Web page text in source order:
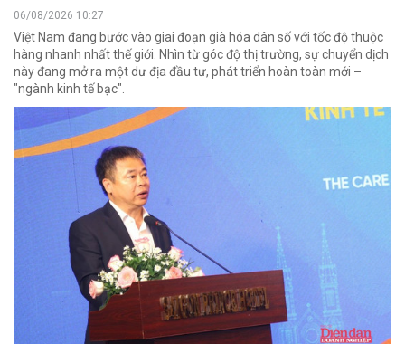
06/08/2026 10:27
Việt Nam đang bước vào giai đoạn già hóa dân số với tốc độ thuộc
hàng nhanh nhất thế giới. Nhìn từ góc độ thị trường, sự chuyển dịch
này đang mở ra một dư địa đầu tư, phát triển hoàn toàn mới –
"ngành kinh tế bạc".